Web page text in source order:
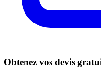
Obtenez vos devis